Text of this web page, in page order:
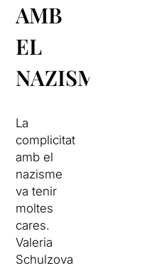
AMB
EL
NAZISME
La
complicitat
amb el
nazisme
va tenir
moltes
cares.
Valeria
Schulzova